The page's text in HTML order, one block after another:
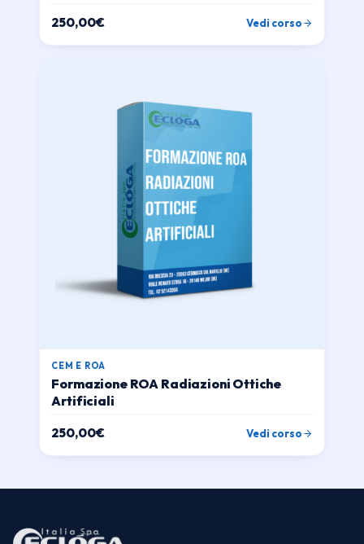
250,00€ Vedi corso
CEM E ROA
Formazione ROA Radiazioni Ottiche
Artificiali
250,00€ Vedi corso